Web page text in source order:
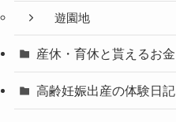
遊園地
産休・育休と貰えるお金
高齢妊娠出産の体験日記